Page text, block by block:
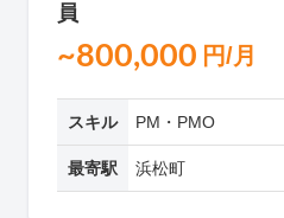
員
~800,000 円/月
スキル PM・PMO
最寄駅 浜松町